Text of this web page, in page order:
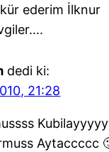
ederim İlknur
dedi ki:
21:28
Aytaccccc